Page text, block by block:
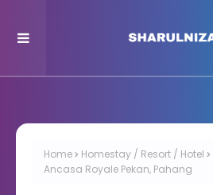
Home Homestay / Resort / Hotel
Ancasa Royale Pekan, Pahang